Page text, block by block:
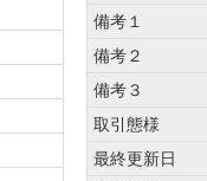
備考１
備考２
備考３
取引態様
最終更新日